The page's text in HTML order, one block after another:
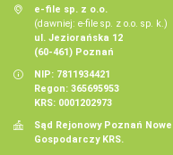
e-file sp. z o.o.
(dawniej: e-file sp. z o.o. sp. k.)
ul. Jeziorańska 12
(60-461) Poznań
NIP: 7811934421
Regon: 365695953
KRS: 0001202973
Sąd Rejonowy Poznań
Gospodarczy KRS.